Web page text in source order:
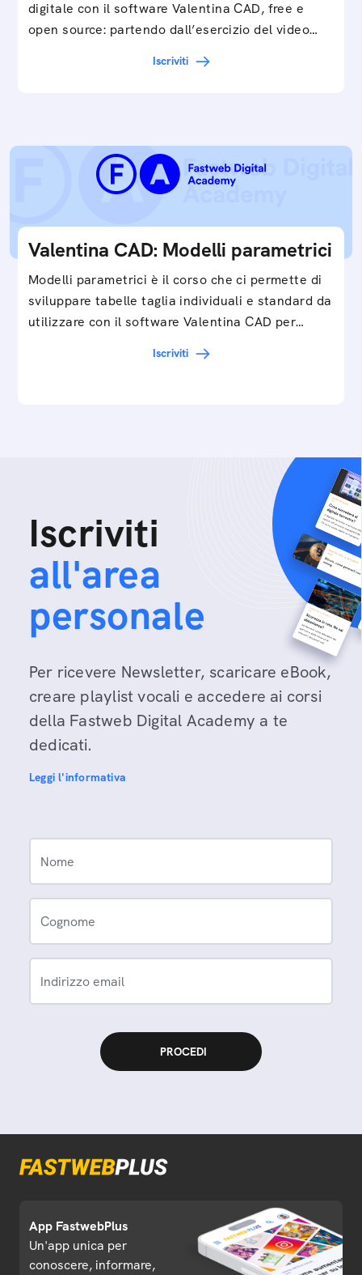
digitale con il software Valentina CAD, free e
open source: partendo dall’esercizio del video…
Iscriviti
Valentina CAD: Modelli parametrici
Modelli parametrici è il corso che ci permette di
sviluppare tabelle taglia individuali e standard da
utilizzare con il software Valentina CAD per…
Iscriviti
Iscriviti
all'area
personale
Per ricevere Newsletter, scaricare eBook,
creare playlist vocali e accedere ai corsi
della Fastweb Digital Academy a te
dedicati.
Leggi l'informativa
Nome
Cognome
Indirizzo email
App FastwebPlus
Un'app unica per
conoscere, informare,